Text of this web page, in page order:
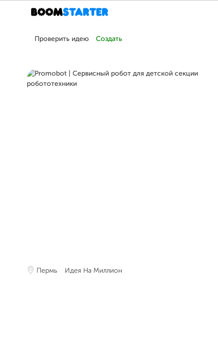
Проверить идею Создать
Пермь Идея На Миллион